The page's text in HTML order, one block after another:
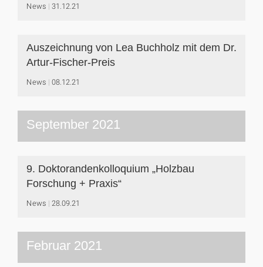
News 31.12.21
Auszeichnung von Lea Buchholz mit dem Dr.
Artur-Fischer-Preis
News 08.12.21
September 2021
9. Doktorandenkolloquium „Holzbau
Forschung + Praxis“
News 28.09.21
Februar 2021